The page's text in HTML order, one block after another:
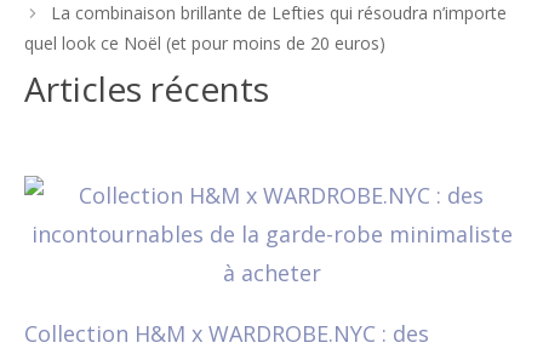
La combinaison brillante de Lefties qui résoudra n’importe
quel look ce Noël (et pour moins de 20 euros)
Articles récents
Collection H&M x WARDROBE.NYC : des